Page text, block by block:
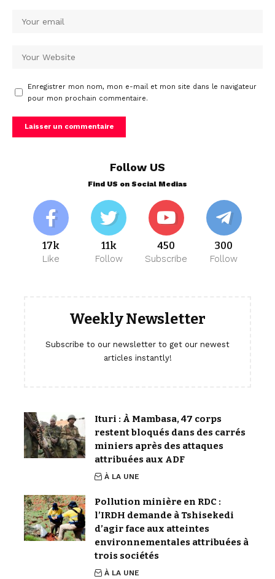
Enregistrer mon nom, mon e-mail et mon site dans le navigateur
pour mon prochain commentaire.
Follow US
Find US on Social Medias
17k
Like
11k
Follow
450
Subscribe
300
Follow
Weekly Newsletter
Subscribe to our newsletter to get our newest
articles instantly!
Ituri : À Mambasa, 47 corps
restent bloqués dans des carrés
miniers après des attaques
attribuées aux ADF
À LA UNE
Pollution minière en RDC :
l’IRDH demande à Tshisekedi
d’agir face aux atteintes
environnementales attribuées à
trois sociétés
À LA UNE